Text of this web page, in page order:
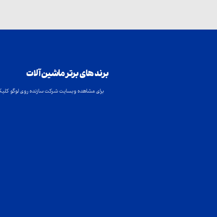
برند های برتر ماشین آلات
برای مشاهده وبسایت شرکت سازنده روی لوگو